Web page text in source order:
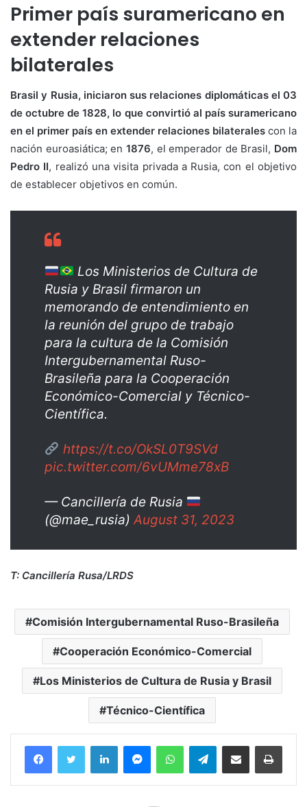
Primer país suramericano en
extender relaciones
bilaterales
Brasil y Rusia, iniciaron sus relaciones diplomáticas el 03
de octubre de 1828, lo que convirtió al país suramericano
en el primer país en extender relaciones bilaterales con la
nación euroasiática; en 1876, el emperador de Brasil, Dom
Pedro II, realizó una visita privada a Rusia, con el objetivo
de establecer objetivos en común.
Los Ministerios de Cultura de
Rusia y Brasil firmaron un
memorando de entendimiento en
la reunión del grupo de trabajo
para la cultura de la Comisión
Intergubernamental Ruso-
Brasileña para la Cooperación
Económico-Comercial y Técnico-
Científica.
https://t.co/OkSL0T9SVd
pic.twitter.com/6vUMme78xB
— Cancillería de Rusia
(@mae_rusia)August 31, 2023
T: Cancillería Rusa/LRDS
Comisión Intergubernamental Ruso-Brasileña
Cooperación Económico-Comercial
Los Ministerios de Cultura de Rusia y Brasil
Técnico-Científica
FacebookTwitter LinkedInMessengerWhatsAppTelegramCompartir por correo electrónico